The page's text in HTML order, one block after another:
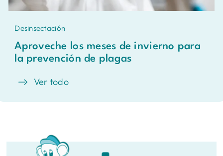
Desinsectación
Aproveche los meses de invierno para
la prevención de plagas
Ver todo